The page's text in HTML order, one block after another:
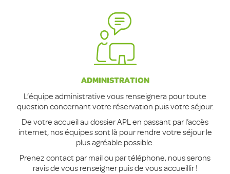
ADMINISTRATION
L’équipe administrative vous renseignera pour toute
question concernant votre réservation puis votre séjour.
De votre accueil au dossier APL en passant par l’accès
internet, nos équipes sont là pour rendre votre séjour le
plus agréable possible.
Prenez contact par mail ou par téléphone, nous serons
ravis de vous renseigner puis de vous accueillir !